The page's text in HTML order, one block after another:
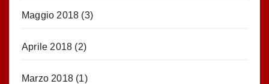
Maggio 2018 (3)
Aprile 2018 (2)
Marzo 2018 (1)